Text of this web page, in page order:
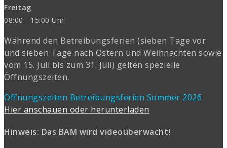
Freitag
08:00 - 15:00 Uhr
Während den Betreibungsferien (sieben Tage vor
und sieben Tage nach Ostern und Weihnachten sowie
vom 15. Juli bis zum 31. Juli) gelten spezielle
Öffnungszeiten.
Öffnungszeiten Betreibungsferien Sommer 2026
Hier anschauen oder herunterladen
Hinweis: Das BAM wird videoüberwacht!